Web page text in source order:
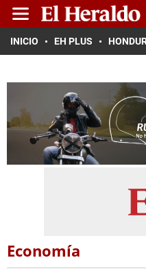
INICIO EH PLUS
Economía